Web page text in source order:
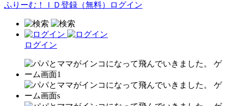
ふりーむ！ＩＤ登録（無料） ログイン
ログイン